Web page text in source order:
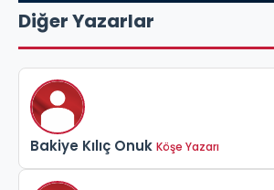
Diğer Yazarlar
Bakiye Kılıç Onuk Köşe Yazarı